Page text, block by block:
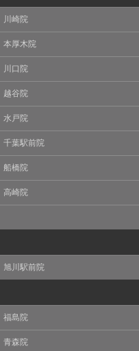
川崎院
本厚木院
川口院
越谷院
水戸院
千葉駅前院
船橋院
高崎院
旭川駅前院
福島院
青森院